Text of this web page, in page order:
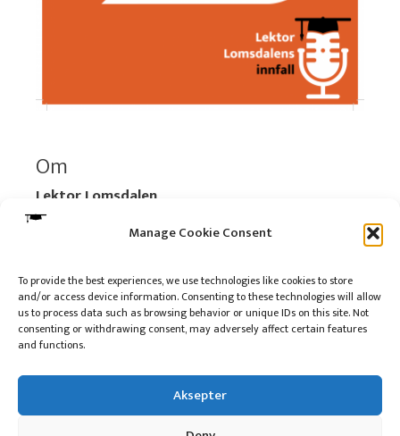
Manage Cookie Consent
To provide the best experiences, we use technologies like cookies to store
and/or access device information. Consenting to these technologies will allow
us to process data such as browsing behavior or unique IDs on this site. Not
consenting or withdrawing consent, may adversely affect certain features
and functions.
Aksepter
Om
Lektor Lomsdalen
Organisasjonsnummer:
920 712 312 MVA
Les mer:Om selskapet
Les mer:Om reklame på podkasten